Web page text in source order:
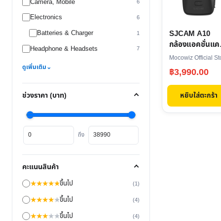
6
Electronics 6
Batteries & Charger 1
Headphone & Headsets 7
ดูเพิ่มเติม⌄
ช่วงราคา (บาท)
ราคา
ต่ำ
สุด
ถึง
ราคา
สูงสุด
คะแนนสินค้า
★★★★★ขึ้นไป (1)
★★★★★ขึ้นไป (4)
★★★★★ขึ้นไป (4)
SJCAM A10
กล้องแอคชั่นแ
ติดตัวตำรวจ มี
อินฟราเรด
Mocowiz Official
฿3,990.00
หยิบใส่ตะกร้า